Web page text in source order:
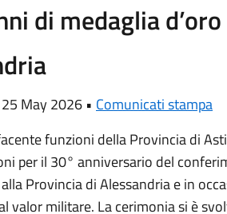
di medaglia
May 2026 • Comunicati stampa
funzioni della Provincia di
per il 30° anniversario del
Provincia di Alessandria e in
valor militare. La cerimonia si è